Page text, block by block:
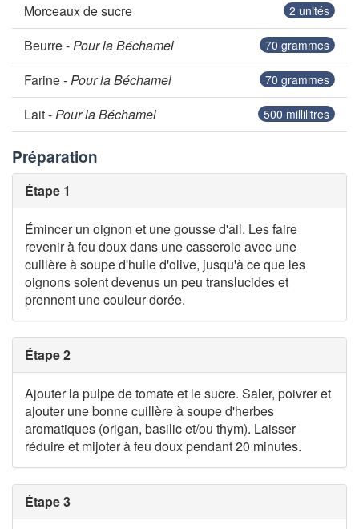
Morceaux de sucre 2 unités
Beurre -Pour la Béchamel 70 grammes
Farine -Pour la Béchamel 70 grammes
Lait -Pour la Béchamel 500 millilitres
Préparation
Étape 1
Émincer un oignon et une gousse d'ail. Les faire
revenir à feu doux dans une casserole avec une
cuillère à soupe d'huile d'olive, jusqu'à ce que les
oignons soient devenus un peu translucides et
prennent une couleur dorée.
Étape 2
Ajouter la pulpe de tomate et le sucre. Saler, poivrer et
ajouter une bonne cuillère à soupe d'herbes
aromatiques (origan, basilic et/ou thym). Laisser
réduire et mijoter à feu doux pendant 20 minutes.
Étape 3